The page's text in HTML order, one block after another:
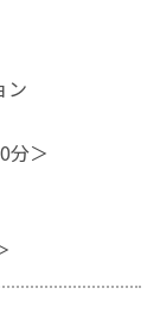
ーション
＞